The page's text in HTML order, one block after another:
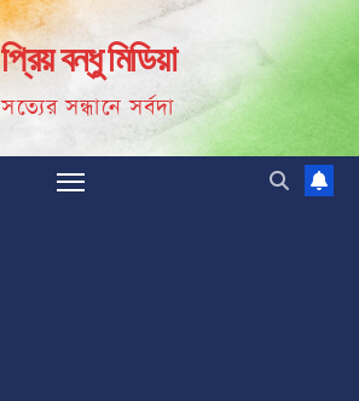
প্রিয় বন্ধু মিডিয়া
সত্যের সন্ধানে সর্বদা